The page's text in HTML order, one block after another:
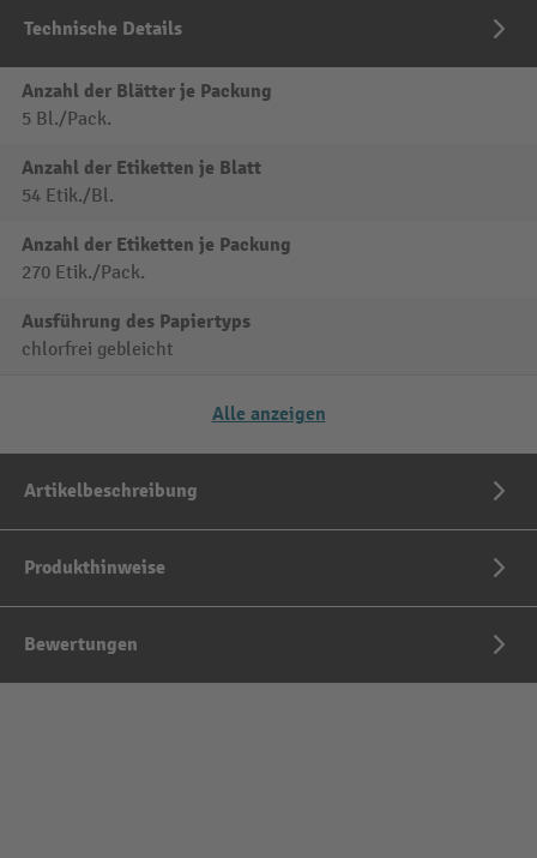
Technische Details
Anzahl der Blätter je Packung
5 Bl./Pack.
Anzahl der Etiketten je Blatt
54 Etik./Bl.
Anzahl der Etiketten je Packung
270 Etik./Pack.
Ausführung des Papiertyps
chlorfrei gebleicht
Alle anzeigen
Artikelbeschreibung
Produkthinweise
Bewertungen